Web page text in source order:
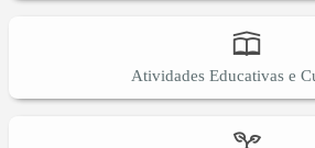
Atividades Educativas e